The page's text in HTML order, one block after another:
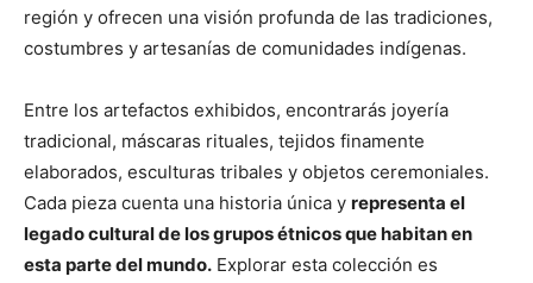
región y ofrecen una visión profunda de las tradiciones,
costumbres y artesanías de comunidades indígenas.
Entre los artefactos exhibidos, encontrarás joyería
tradicional, máscaras rituales, tejidos finamente
elaborados, esculturas tribales y objetos ceremoniales.
Cada pieza cuenta una historia única y representa el
legado cultural de los grupos étnicos que habitan en
esta parte del mundo. Explorar esta colección es